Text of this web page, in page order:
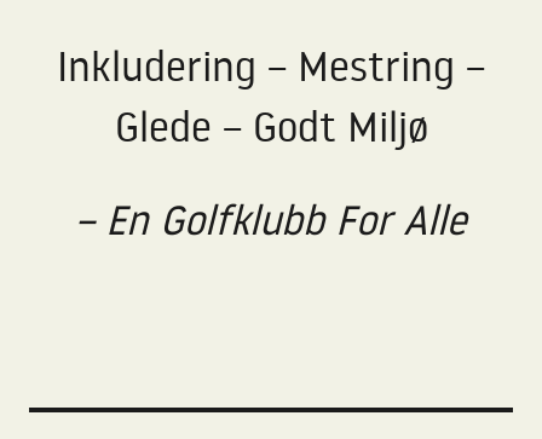
Inkludering – Mestring –
Glede – Godt Miljø
– En Golfklubb For Alle